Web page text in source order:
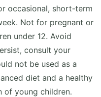
occasional, short-term
Not for pregnant or
under 12. Avoid
consult your
not be used as a
diet and a healthy
of young children.